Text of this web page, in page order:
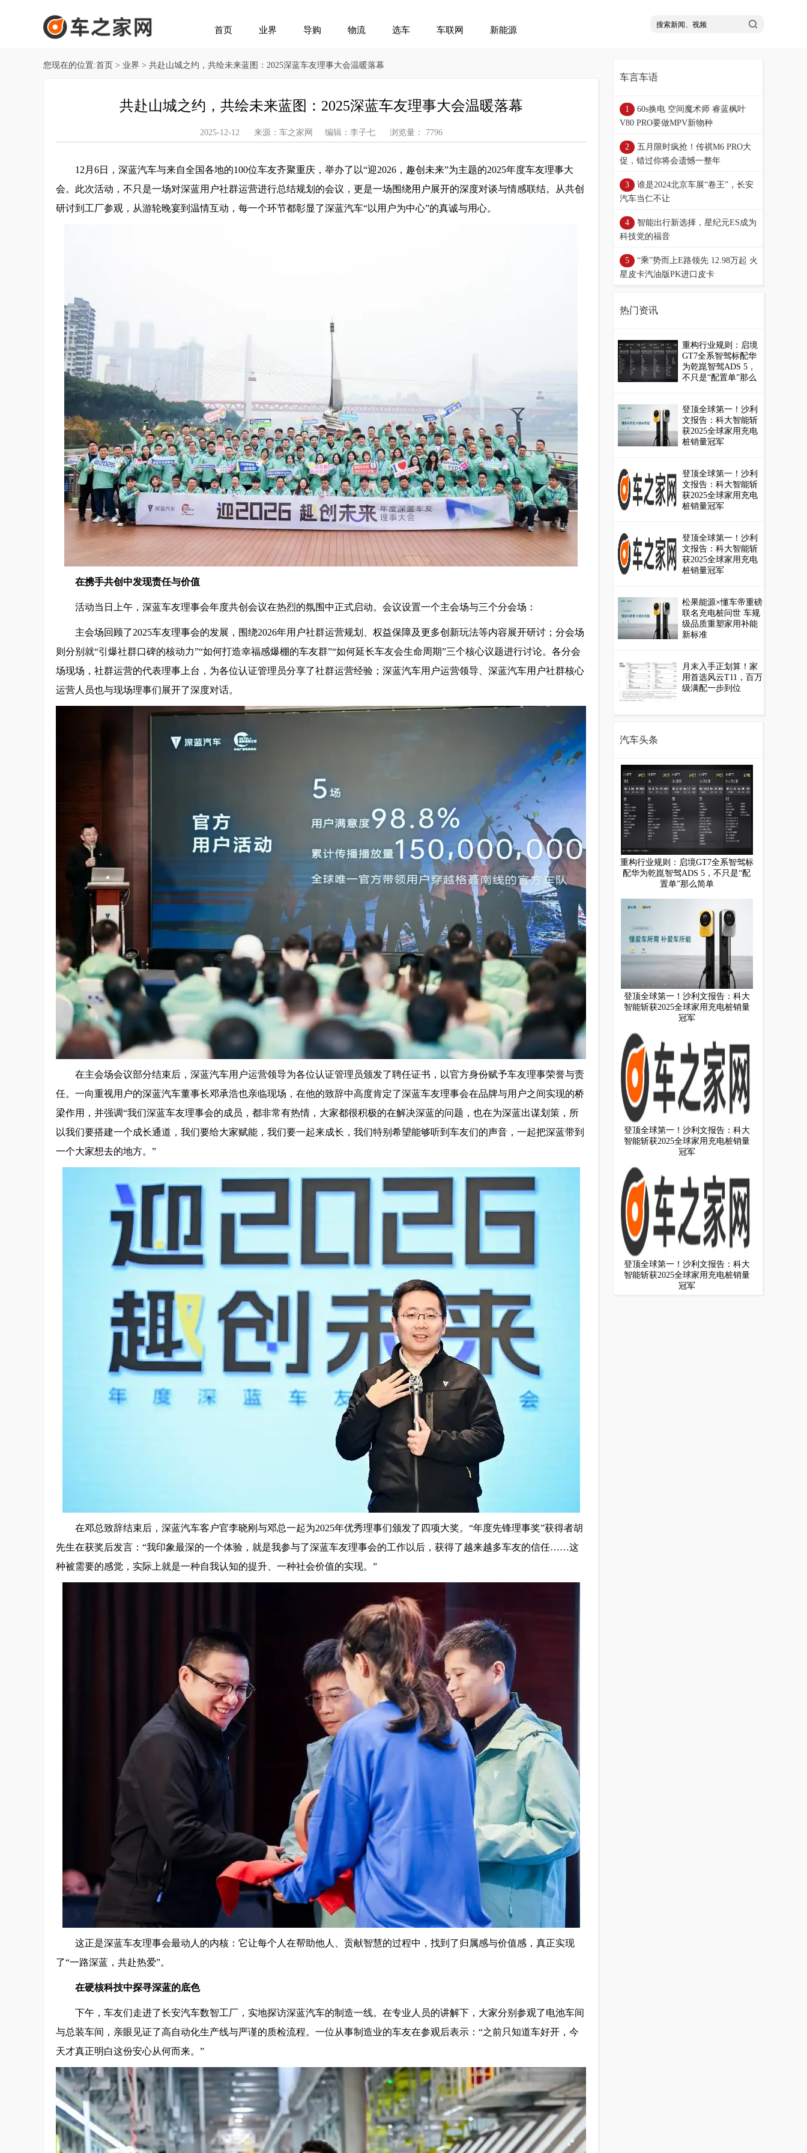
首页 业界 导购 物流 选车 车联网 新能源
您现在的位置:首页 > 业界 > 共赴山城之约，共绘未来蓝图：2025深蓝车友理事大会温暖落幕
共赴山城之约，共绘未来蓝图：2025深蓝车友理事大会温暖落幕
2025-12-12 来源：车之家网 编辑：李子七 浏览量： 7796
12月6日，深蓝汽车与来自全国各地的100位车友齐聚重庆，举办了以“迎2026，趣创未来”为主题的2025年度车友理事大
会。此次活动，不只是一场对深蓝用户社群运营进行总结规划的会议，更是一场围绕用户展开的深度对谈与情感联结。从共创
研讨到工厂参观，从游轮晚宴到温情互动，每一个环节都彰显了深蓝汽车“以用户为中心”的真诚与用心。
在携手共创中发现责任与价值
活动当日上午，深蓝车友理事会年度共创会议在热烈的氛围中正式启动。会议设置一个主会场与三个分会场：
主会场回顾了2025车友理事会的发展，围绕2026年用户社群运营规划、权益保障及更多创新玩法等内容展开研讨；分会场
则分别就“引爆社群口碑的核动力”“如何打造幸福感爆棚的车友群”“如何延长车友会生命周期”三个核心议题进行讨论。各分会
场现场，社群运营的代表理事上台，为各位认证管理员分享了社群运营经验；深蓝汽车用户运营领导、深蓝汽车用户社群核心
运营人员也与现场理事们展开了深度对话。
在主会场会议部分结束后，深蓝汽车用户运营领导为各位认证管理员颁发了聘任证书，以官方身份赋予车友理事荣誉与责
任。一向重视用户的深蓝汽车董事长邓承浩也亲临现场，在他的致辞中高度肯定了深蓝车友理事会在品牌与用户之间实现的桥
梁作用，并强调“我们深蓝车友理事会的成员，都非常有热情，大家都很积极的在解决深蓝的问题，也在为深蓝出谋划策，所
以我们要搭建一个成长通道，我们要给大家赋能，我们要一起来成长，我们特别希望能够听到车友们的声音，一起把深蓝带到
一个大家想去的地方。”
在邓总致辞结束后，深蓝汽车客户官李晓刚与邓总一起为2025年优秀理事们颁发了四项大奖。“年度先锋理事奖”获得者胡
先生在获奖后发言：“我印象最深的一个体验，就是我参与了深蓝车友理事会的工作以后，获得了越来越多车友的信任……这
种被需要的感觉，实际上就是一种自我认知的提升、一种社会价值的实现。”
这正是深蓝车友理事会最动人的内核：它让每个人在帮助他人、贡献智慧的过程中，找到了归属感与价值感，真正实现
了“一路深蓝，共赴热爱”。
在硬核科技中探寻深蓝的底色
下午，车友们走进了长安汽车数智工厂，实地探访深蓝汽车的制造一线。在专业人员的讲解下，大家分别参观了电池车间
与总装车间，亲眼见证了高自动化生产线与严谨的质检流程。一位从事制造业的车友在参观后表示：“之前只知道车好开，今
天才真正明白这份安心从何而来。”
车言车语
60s换电 空间魔术师 睿蓝枫叶
V80 PRO要做MPV新物种
五月限时疯抢！传祺M6 PRO大
促，错过你将会遗憾一整年
谁是2024北京车展“卷王”，长安
汽车当仁不让
智能出行新选择，星纪元ES成为
科技党的福音
“乘”势而上E路领先 12.98万起 火
星皮卡汽油版PK进口皮卡
热门资讯
重构行业规则：启境
GT7全系智驾标配华
为乾崑智驾ADS 5，
不只是“配置单”那么
登顶全球第一！沙利
文报告：科大智能斩
获2025全球家用充电
桩销量冠军
登顶全球第一！沙利
文报告：科大智能斩
获2025全球家用充电
桩销量冠军
登顶全球第一！沙利
文报告：科大智能斩
获2025全球家用充电
桩销量冠军
松果能源×懂车帝重磅
联名充电桩问世 车规
级品质重塑家用补能
新标准
月末入手正划算！家
用首选风云T11，百万
级满配一步到位
汽车头条
重构行业规则：启境GT7全系智驾标
配华为乾崑智驾ADS 5，不只是“配
置单”那么简单
登顶全球第一！沙利文报告：科大
智能斩获2025全球家用充电桩销量
冠军
登顶全球第一！沙利文报告：科大
智能斩获2025全球家用充电桩销量
冠军
登顶全球第一！沙利文报告：科大
智能斩获2025全球家用充电桩销量
冠军